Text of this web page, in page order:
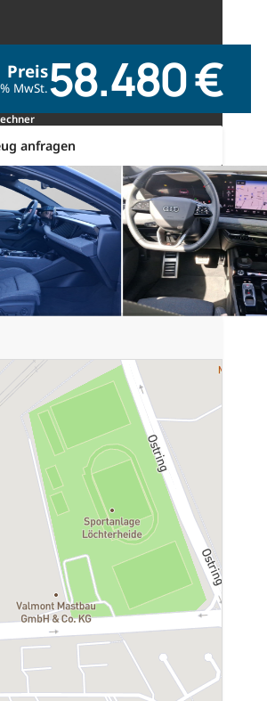
Preis
MwSt.58.480 €
anfragen